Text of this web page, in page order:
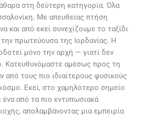
στη δεύτερη κατηγορία. Όλα
Με απευθείας πτήση
και από εκεί συνεχίζουμε το ταξίδι
πρωτεύουσα της Ιορδανίας. Η
μόνο την αρχή — γιατί δεν
Κατευθυνόμαστε αμέσως προς τη
από τους πιο ιδιαίτερους φυσικούς
Εκεί, στο χαμηλότερο σημείο
από τα πιο εντυπωσιακά
απολαμβάνοντας μια εμπειρία